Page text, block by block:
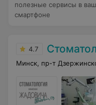
полезные сервисы в
смартфоне
4.7
Минск, пр-т